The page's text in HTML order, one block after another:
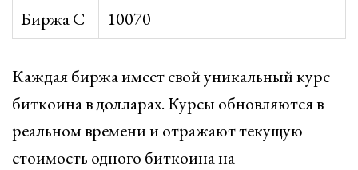
Биржа C
10070
Каждая биржа имеет свой уникальный курс
биткоина в долларах. Курсы обновляются в
реальном времени и отражают текущую
стоимость одного биткоина на